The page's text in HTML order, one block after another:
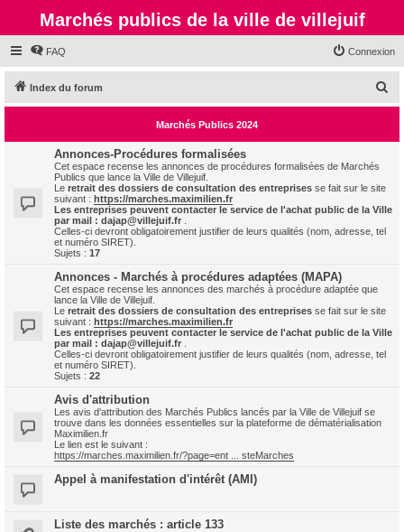
Marchés publics de la ville de villejuif
FAQ Connexion
Index du forum
e
c
Marchés Publics 2024
Annonces-Procédures formalisées
Cet espace recense les annonces de procédures formalisées de Marchés
Publics que lance la Ville de Villejuif.
Le retrait des dossiers de consultation des entreprises se fait sur le site
suivant : https://marches.maximilien.fr
Les entreprises peuvent contacter le service de l'achat public de la Ville
par mail : dajap@villejuif.fr
Celles-ci devront obligatoirement justifier de leurs qualités (nom, adresse, tel
et numéro SIRET).
Sujets : 17
Annonces - Marchés à procédures adaptées (MAPA)
Cet espace recense les annonces des marchés à procédure adaptée que
lance la Ville de Villejuif.
Le retrait des dossiers de consultation des entreprises se fait sur le site
suivant : https://marches.maximilien.fr
Les entreprises peuvent contacter le service de l'achat public de la Ville
par mail : dajap@villejuif.fr
Celles-ci devront obligatoirement justifier de leurs qualités (nom, adresse, tel
et numéro SIRET).
Sujets : 22
Avis d'attribution
Les avis d'attribution des Marchés Publics lancés par la Ville de Villejuif se
trouve dans les données essentielles sur la plateforme de dématérialisation
Maximilien.fr
Le lien est le suivant :
https://marches.maximilien.fr/?page=ent ... steMarches
Appel à manifestation d'intérêt (AMI)
Liste des marchés : article 133